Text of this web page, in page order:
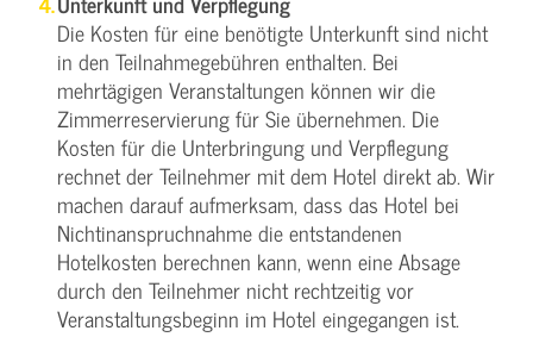
Die Kosten für eine benötigte Unterkunft sind nicht
in den Teilnahmegebühren enthalten. Bei
mehrtägigen Veranstaltungen können wir die
Zimmerreservierung für Sie übernehmen. Die
Kosten für die Unterbringung und Verpflegung
rechnet der Teilnehmer mit dem Hotel direkt ab. Wir
machen darauf aufmerksam, dass das Hotel bei
Nichtinanspruchnahme die entstandenen
Hotelkosten berechnen kann, wenn eine Absage
durch den Teilnehmer nicht rechtzeitig vor
Veranstaltungsbeginn im Hotel eingegangen ist.